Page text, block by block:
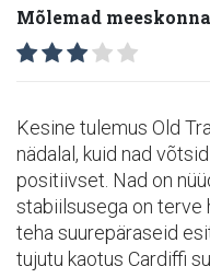
Mõlemad
Kesine tulemus Old
nädalal, kuid nad
positiivset. Nad on
stabiilsusega on terve
teha suurepäraseid
tujutu kaotus Cardiffi